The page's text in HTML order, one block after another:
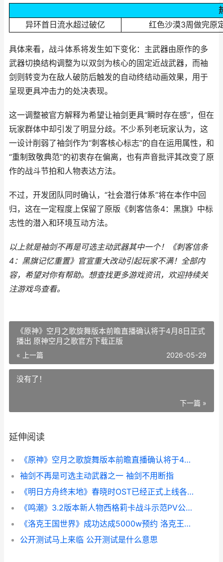
异环首日流水超过破亿
红色沙漠3周做完原
具体来看，战斗体系将发生如下变化：主武器由原作的多
武器切换结构调整为以双剑为核心的固定近战武器，而袖
剑则转变为在敌人破防后触发的自动终结动画效果，用于
呈现更具冲击力的处决表现。
这一调整被官方解释为希望让袖剑更具“瞬时存在感”，但在
玩家群体中却引发了明显分歧。不少系列老玩家认为，这
一设计削弱了袖剑作为“刺客核心标志”的自在运用属性，和
“重制致敬典范”的初衷存在偏离，也有声音批评其改变了原
作的战斗节拍和人物表达方法。
不过，开发团队同时确认，“社会潜行体系”将在本作中回
归，这在一定程度上保留了原版《刺客信条4：黑旗》中标
志性的潜入和环境互动方法。
以上就是袖剑不再是可选主动武器其中一个！《刺客信条
4：黑旗记忆重置》官宣重大改动引起玩家不满！全部内
容，希望对你有帮助。 想查找更多游戏资讯，欢迎持续关
注游戏鸟查看。
《原神》空月之歌旋舞版本前瞻直播确认将于4月8日正式
播出 原神空月之歌官方下载正版
« 上一篇 2026-05-29
没有了！
下一篇 »
延伸阅读
《原神》空月之歌旋舞版本前瞻直播确认将于4月8日正式播出 原神空月之歌官方下载正版
袖剑不再是可选主动武器之一 袖剑不用断指
《明日方舟终末地》春晓时OST已经正式上线各大音乐平台 明日方舟终末地
《鸣潮》3.2版本新人物西格莉卡战斗示范PV公开 潮鸣前奏
《洛克王国世界》成功达成5000w预约 洛克王国世界云游戏
公开测试马上来临 公开测试是什么意思